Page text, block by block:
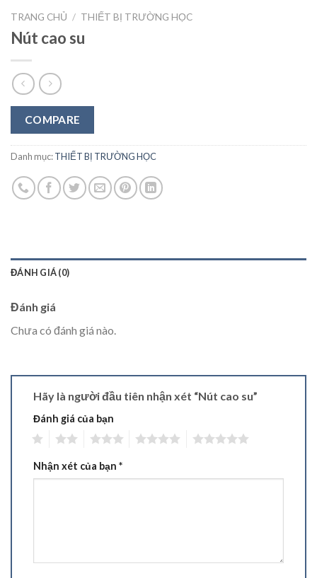
TRANG CHỦ / THIẾT BỊ TRƯỜNG HỌC
Nút cao su
COMPARE
Danh mục:THIẾT BỊ TRƯỜNG HỌC
ĐÁNH GIÁ (0)
Đánh giá
Chưa có đánh giá nào.
Hãy là người đầu tiên nhận xét “Nút cao su”
Đánh giá của bạn
Nhận xét của bạn *